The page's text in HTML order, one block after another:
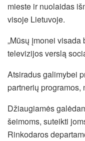
mieste ir nuolaidas
visoje Lietuvoje.
„Mūsų įmonei
televizijos verslą
Atsiradus galimybei
partnerių
Džiaugiamės
šeimoms, suteikti
Rinkodaros